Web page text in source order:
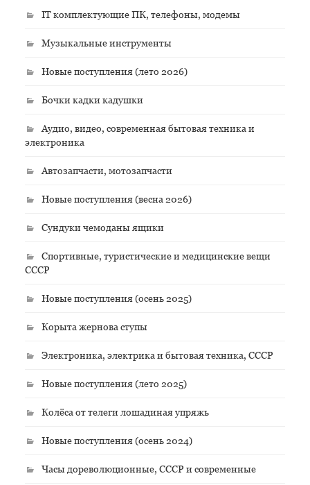
IT комплектующие ПК, телефоны, модемы
Музыкальные инструменты
Новые поступления (лето 2026)
Бочки кадки кадушки
Аудио, видео, современная бытовая техника и
электроника
Автозапчасти, мотозапчасти
Новые поступления (весна 2026)
Сундуки чемоданы ящики
Спортивные, туристические и медицинские вещи
СССР
Новые поступления (осень 2025)
Корыта жернова ступы
Электроника, электрика и бытовая техника, СССР
Новые поступления (лето 2025)
Колёса от телеги лошадиная упряжь
Новые поступления (осень 2024)
Часы дореволюционные, СССР и современные